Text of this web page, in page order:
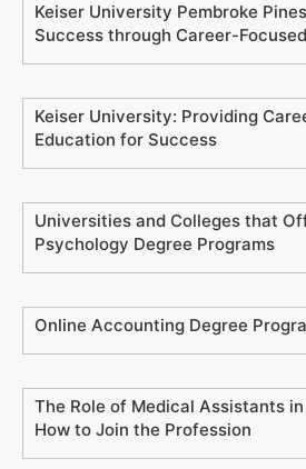
Keiser University Pembroke
Success through Career-
Keiser University: Providing
Education for Success
Universities and Colleges that
Psychology Degree Programs
Online Accounting Degree
The Role of Medical Assistants
How to Join the Profession